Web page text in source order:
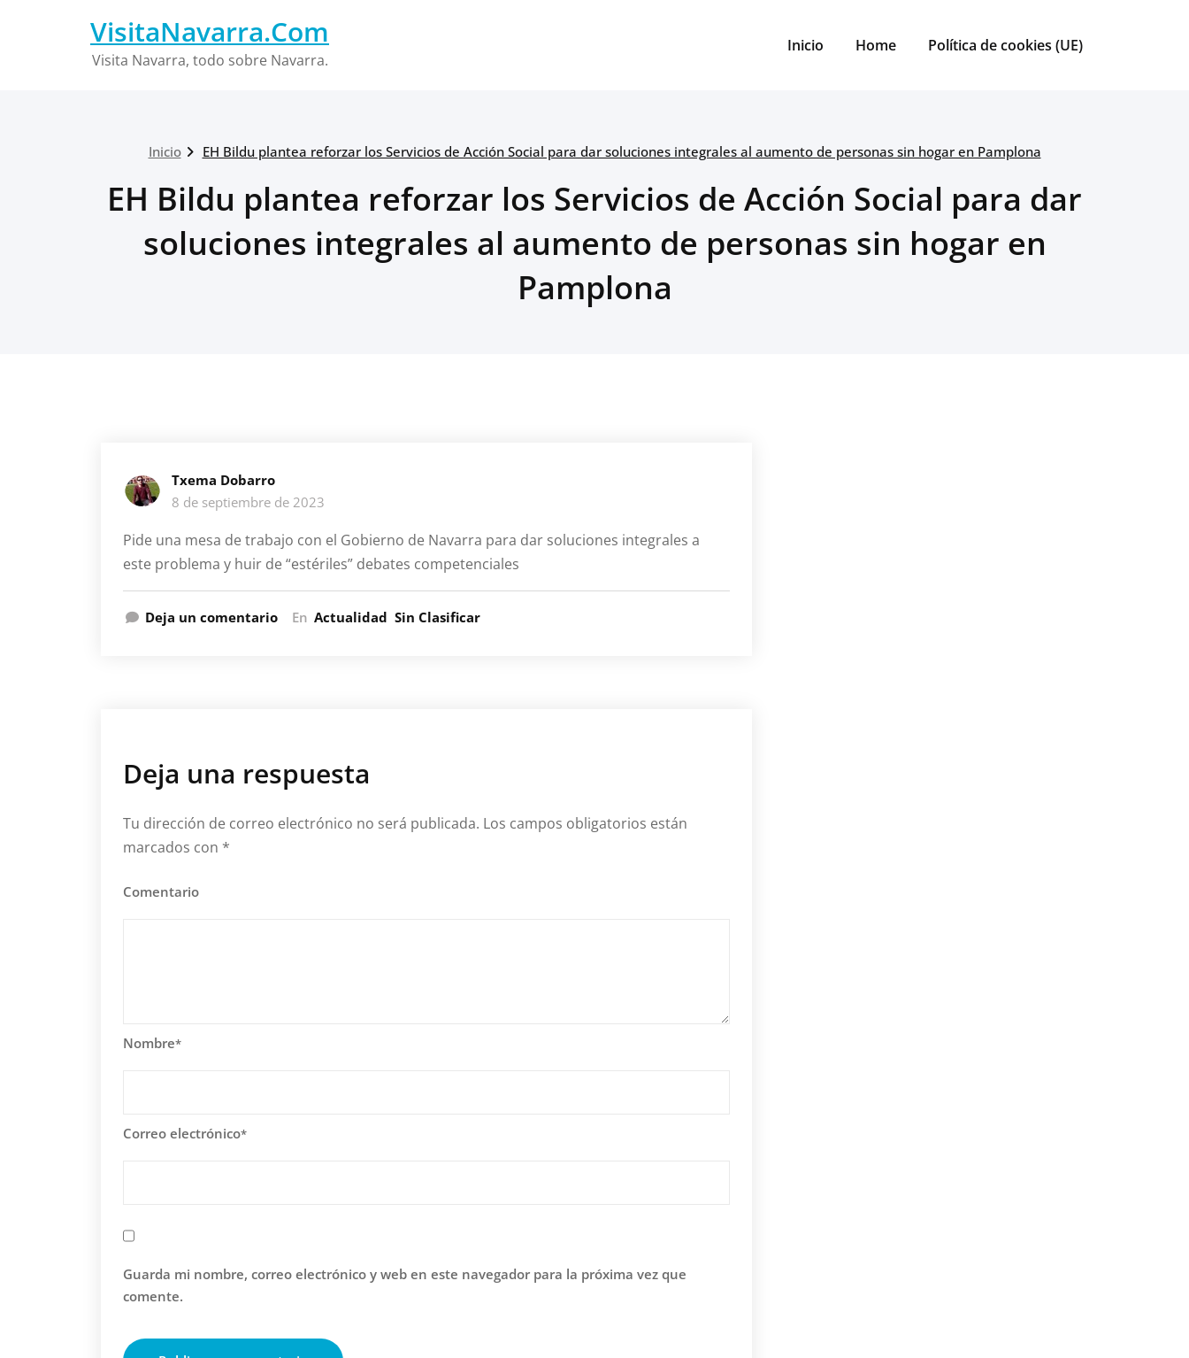
VisitaNavarra.Com
Visita Navarra, todo sobre Navarra.
Inicio Home Política de cookies (UE)
Inicio EH Bildu plantea reforzar los Servicios de Acción Social para dar soluciones integrales al aumento de personas sin hogar en Pamplona
EH Bildu plantea reforzar los Servicios de Acción Social para dar
soluciones integrales al aumento de personas sin hogar en
Pamplona
Txema Dobarro
8 de septiembre de 2023
Pide una mesa de trabajo con el Gobierno de Navarra para dar soluciones integrales a
este problema y huir de “estériles” debates competenciales
Deja un comentario En Actualidad Sin Clasificar
Deja una respuesta
Tu dirección de correo electrónico no será publicada. Los campos obligatorios están
marcados con *
Comentario
Nombre*
Correo electrónico*
Guarda mi nombre, correo electrónico y web en este navegador para la próxima vez que
comente.